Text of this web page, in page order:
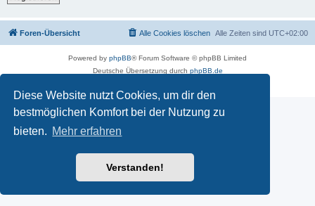
Diese Website nutzt Cookies, um dir den
bestmöglichen Komfort bei der Nutzung zu
bieten. Mehr erfahren
Verstanden!
Foren-Übersicht Alle Zeiten sind UTC+02:00
Alle Cookies löschen
Powered by phpBB® Forum Software © phpBB Limited
Deutsche Übersetzung durch phpBB.de